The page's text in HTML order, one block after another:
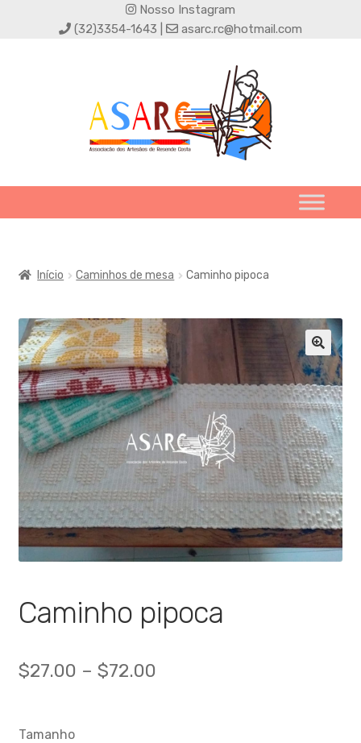
Nosso Instagram
(32)3354-1643 |
asarc.rc@hotmail.com
Início Caminhos de mesa Caminho pipoca
🔍
Caminho pipoca
$27.00 – $72.00
Tamanho